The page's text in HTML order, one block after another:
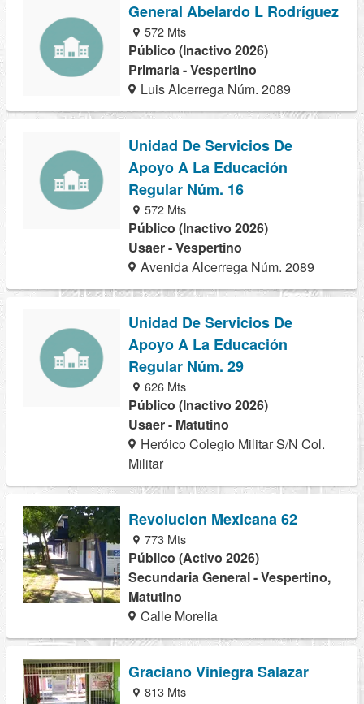
General Abelardo L Rodríguez
572 Mts
Público (Inactivo 2026)
Primaria - Vespertino
Luis Alcerrega Núm. 2089
Unidad De Servicios De
Apoyo A La Educación
Regular Núm. 16
572 Mts
Público (Inactivo 2026)
Usaer - Vespertino
Avenida Alcerrega Núm. 2089
Unidad De Servicios De
Apoyo A La Educación
Regular Núm. 29
626 Mts
Público (Inactivo 2026)
Usaer - Matutino
Heróico Colegio Militar S/N Col.
Militar
Revolucion Mexicana 62
773 Mts
Público (Activo 2026)
Secundaria General - Vespertino,
Matutino
Calle Morelia
Graciano Viniegra Salazar
813 Mts